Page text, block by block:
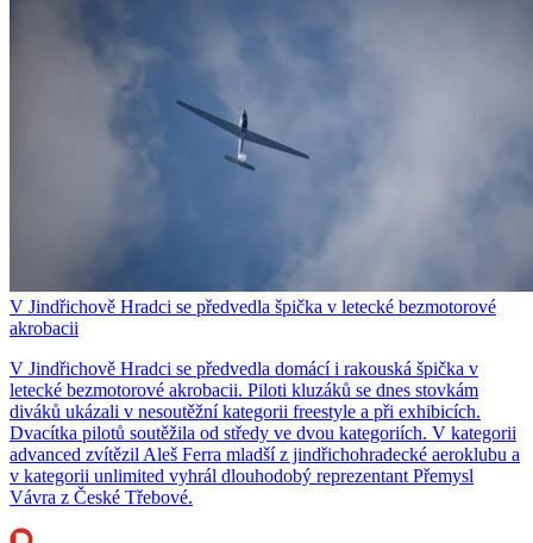
V Jindřichově Hradci se předvedla špička v letecké bezmotorové
akrobacii
V Jindřichově Hradci se předvedla domácí i rakouská špička v
letecké bezmotorové akrobacii. Piloti kluzáků se dnes stovkám
diváků ukázali v nesoutěžní kategorii freestyle a při exhibicích.
Dvacítka pilotů soutěžila od středy ve dvou kategoriích. V kategorii
advanced zvítězil Aleš Ferra mladší z jindřichohradecké aeroklubu a
v kategorii unlimited vyhrál dlouhodobý reprezentant Přemysl
Vávra z České Třebové.